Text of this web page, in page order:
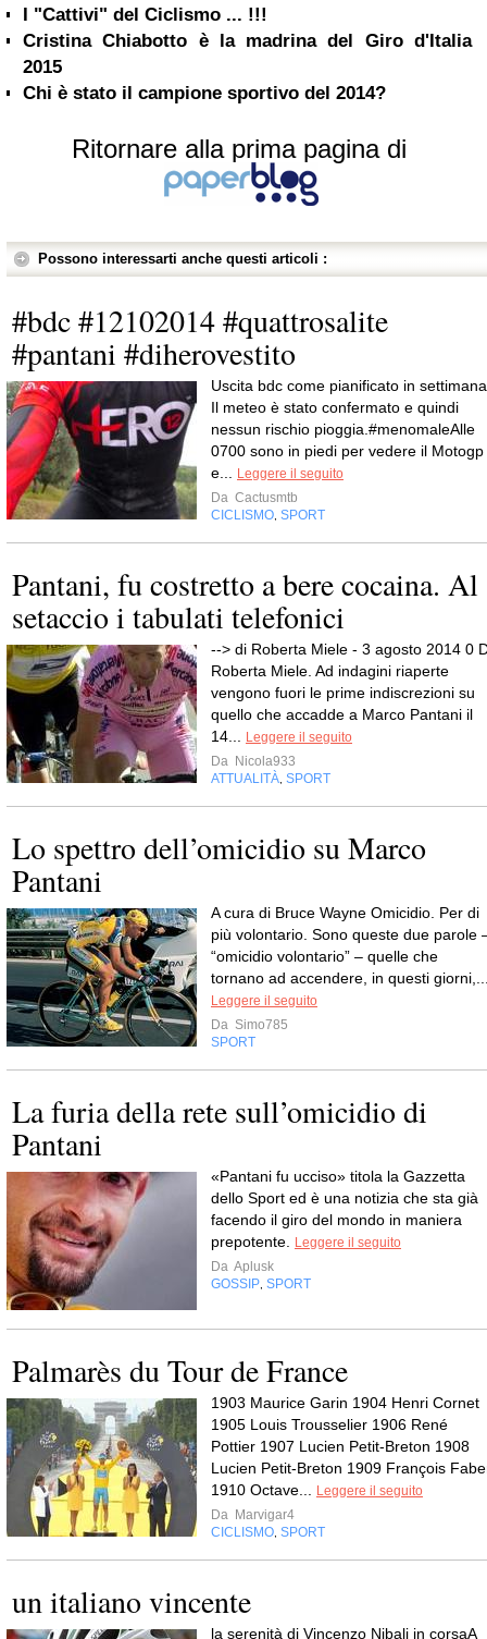
I "Cattivi" del Ciclismo ... !!!
Cristina Chiabotto è la madrina del Giro d'Italia
2015
Chi è stato il campione sportivo del 2014?
Ritornare alla prima pagina di
Possono interessarti anche questi articoli :
#bdc #12102014 #quattrosalite
#pantani #diherovestito
Uscita bdc come pianificato in
Il meteo è stato confermato e quindi
nessun rischio pioggia.#menomaleAlle
0700 sono in piedi per vedere il Motogp
e...
Leggere il seguito
Da Cactusmtb
CICLISMO SPORT
Pantani, fu costretto a bere cocaina. Al
setaccio i tabulati telefonici
--> di Roberta Miele - 3 agosto 2014 0
Roberta Miele. Ad indagini riaperte
vengono fuori le prime indiscrezioni su
quello che accadde a Marco Pantani il
14...
Leggere il seguito
Da Nicola933
ATTUALITÀ SPORT
Lo spettro dell’omicidio su Marco
Pantani
A cura di Bruce Wayne Omicidio. Per di
più volontario. Sono queste due parole
“omicidio volontario” – quelle che
tornano ad accendere, in questi
Leggere il seguito
Da Simo785
SPORT
La furia della rete sull’omicidio di
Pantani
«Pantani fu ucciso» titola la Gazzetta
dello Sport ed è una notizia che sta già
facendo il giro del mondo in maniera
prepotente.
Leggere il seguito
Da Aplusk
GOSSIP SPORT
Palmarès du Tour de France
1903 Maurice Garin 1904 Henri Cornet
1905 Louis Trousselier 1906 René
Pottier 1907 Lucien Petit-Breton 1908
Lucien Petit-Breton 1909 François
1910 Octave...
Leggere il seguito
Da Marvigar4
CICLISMO SPORT
un italiano vincente
la serenità di Vincenzo Nibali in corsaA